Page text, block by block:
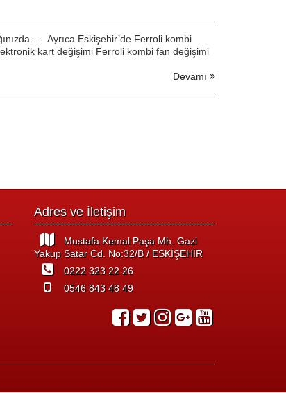
Ayrıca Eskişehir’de Ferroli kombi
kart değişimi Ferroli kombi fan değişimi
Devamı
Adres ve İletişim
Mustafa Kemal Paşa Mh. Gazi
Yakup Satar Cd. No:32/B / ESKİŞEHİR
0222 323 22 26
0546 843 48 49